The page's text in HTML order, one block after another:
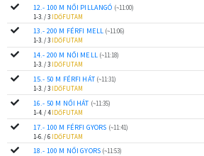
12.- 100 M NŐI PILLANGÓ (~11:00)
1-3. / 3 IDŐFUTAM
13.- 200 M FÉRFI MELL (~11:06)
1-3. / 3
IDŐFUTAM
14.- 200 M NŐI MELL (~11:18)
1-3. / 3 IDŐFUTAM
15.- 50 M FÉRFI HÁT (~11:31)
1-3. / 3 IDŐFUTAM
16.- 50 M NŐI HÁT (~11:35)
1-4. / 4IDŐFUTAM
17.- 100 M FÉRFI GYORS (~11:41)
1-6. / 6 IDŐFUTAM
18.- 100 M NŐI GYORS (~11:53)